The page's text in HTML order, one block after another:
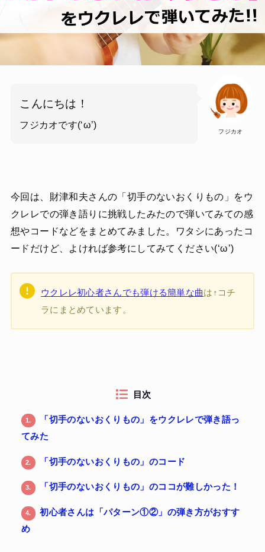
フジカオ
こんにちは！
フジカオです(‘ω’)
今回は、財津和夫さんの「切手のないおくりもの」をウ
クレレでの弾き語りに挑戦したみたので弾いてみての感
想やコードなどをまとめてみました。ワタシにあったコ
ードだけど、よければ参考にしてみてください(‘ω’)
ウクレレ初心者さんでも弾ける簡単な曲は↑コチ
ラにまとめています。
目次
1.
「切手のないおくりもの」をウクレレで弾き語っ
てみた
2. 「切手のないおくりもの」のコード
3. 「切手のないおくりもの」のココが難しかった！
4.
初心者さんは「パターン①②」の弾き方がおすす
め